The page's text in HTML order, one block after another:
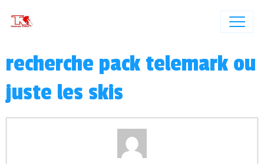
recherche pack telemark ou
juste les skis